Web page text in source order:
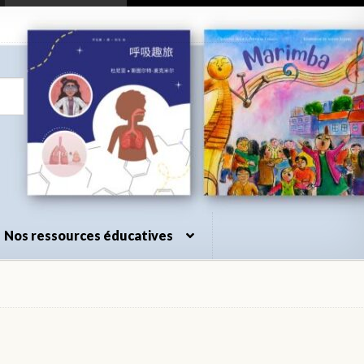
Nos ressources éducatives